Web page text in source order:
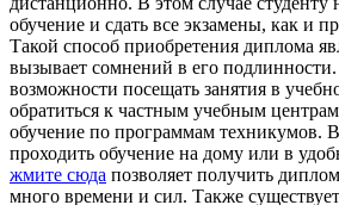
обучение и сдать все экзамены, как и
Такой способ приобретения диплома
вызывает сомнений в его
возможности посещать занятия в
обратиться к частным учебным
обучение по программам техникумов.
проходить обучение на дому или в
жмите сюда позволяет получить
много времени и сил. Также